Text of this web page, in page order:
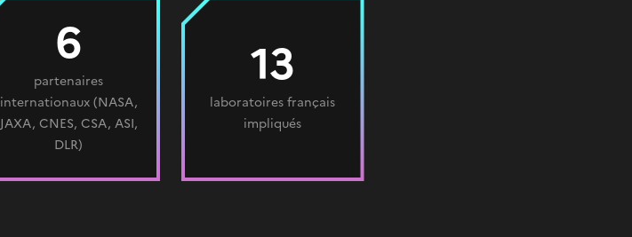
6
partenaires
internationaux (NASA,
JAXA, CNES, CSA, ASI,
DLR)
13
laboratoires français
impliqués